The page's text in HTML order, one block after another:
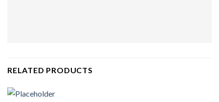
RELATED PRODUCTS